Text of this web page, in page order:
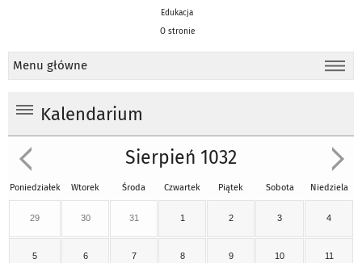
Edukacja
O stronie
Menu główne
Kalendarium
Sierpień 1032
Poniedziałek Wtorek Środa Czwartek Piątek Sobota Niedziela
29 30 31 1 2 3 4
5 6 7 8 9 10 11